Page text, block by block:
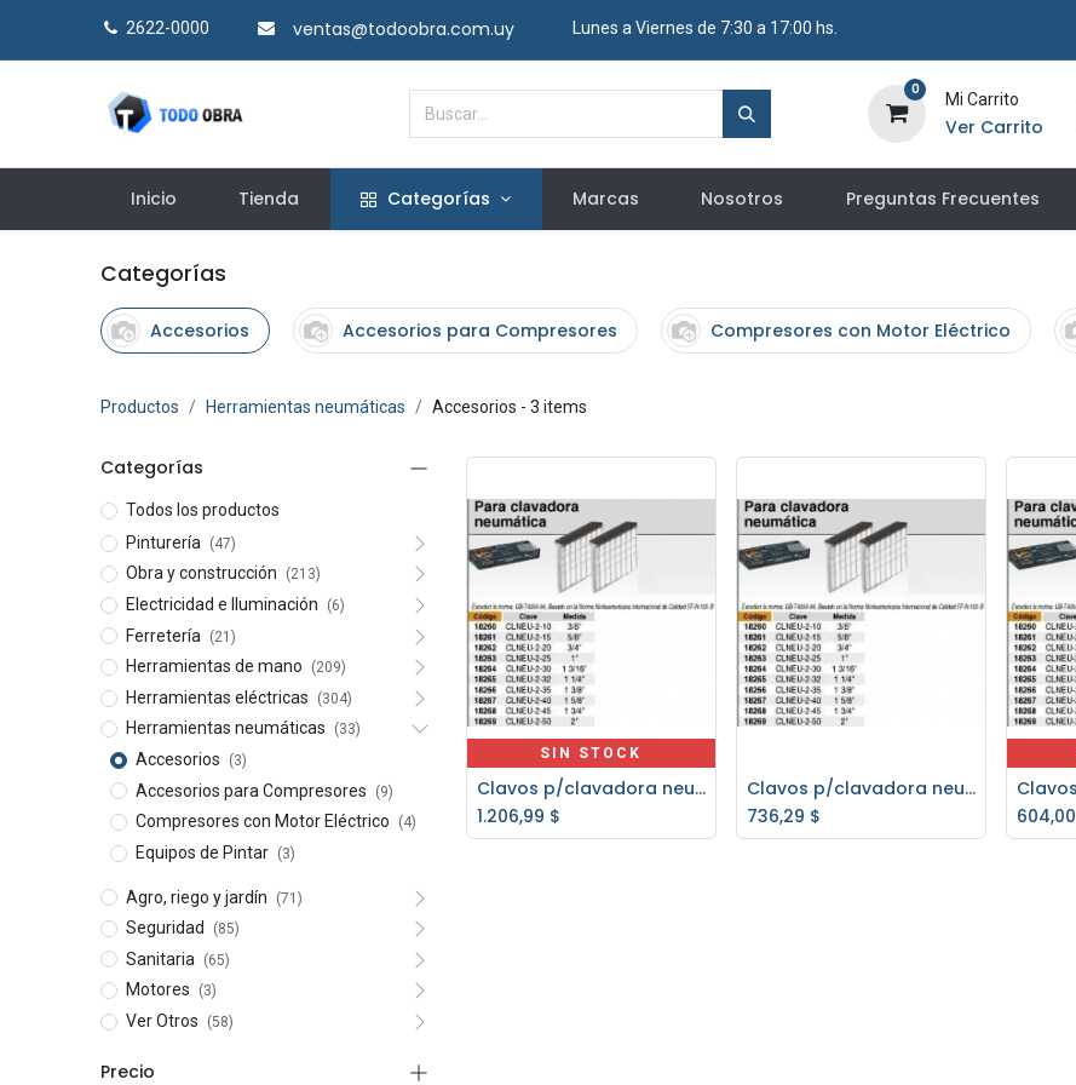
2622-0000​ ventas@todoobra.com.uy ​ Lunes a Viernes de 7:30 a 17:00 hs.
0
Mi Carrito
Ver Carrito
Inicio Tienda Categorías Marcas Nosotros Preguntas Frecuentes
Categorías
Accesorios Accesorios para Compresores Compresores con Motor Eléctrico
Productos Herramientas neumáticas Accesorios - 3 items
Categorías
Todos los productos
Pinturería
(47)
Obra y construcción (213)
Electricidad e Iluminación (6)
Ferretería (21)
Herramientas de mano (209)
Herramientas eléctricas (304)
Herramientas neumáticas (33)
Accesorios (3)
Accesorios para Compresores (9)
Compresores con Motor Eléctrico (4)
Equipos de Pintar (3)
Agro, riego y jardín (71)
Seguridad (85)
Sanitaria (65)
Motores (3)
Ver Otros (58)
Precio
SIN STOCK
Clavos p/clavadora neumatica Truper 2" - 5000 un.
1.206,99 $
Agregar al carrito
Clavos p/clavadora neumática Truper 1.3/16" - 5000 un.
736,29 $
604,00